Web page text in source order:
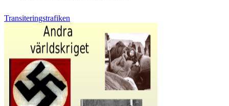
Transiteringstrafiken